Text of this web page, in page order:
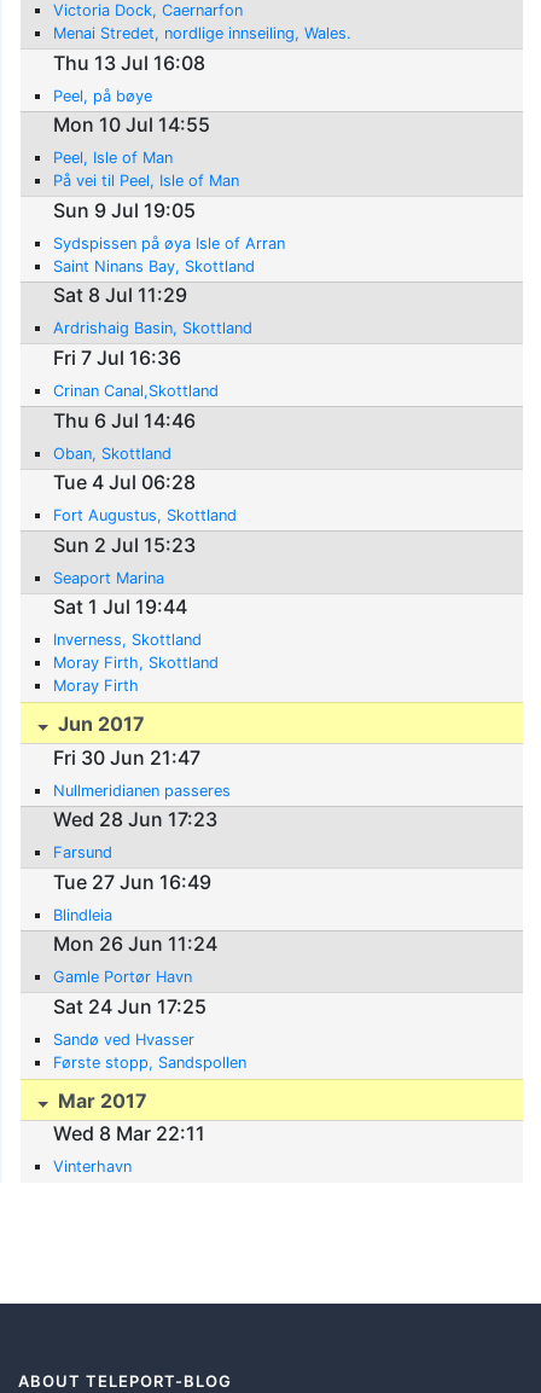
Victoria Dock, Caernarfon
Menai Stredet, nordlige innseiling, Wales.
Thu 13 Jul 16:08
Peel, på bøye
Mon 10 Jul 14:55
Peel, Isle of Man
På vei til Peel, Isle of Man
Sun 9 Jul 19:05
Sydspissen på øya Isle of Arran
Saint Ninans Bay, Skottland
Sat 8 Jul 11:29
Ardrishaig Basin, Skottland
Fri 7 Jul 16:36
Crinan Canal,Skottland
Thu 6 Jul 14:46
Oban, Skottland
Tue 4 Jul 06:28
Fort Augustus, Skottland
Sun 2 Jul 15:23
Seaport Marina
Sat 1 Jul 19:44
Inverness, Skottland
Moray Firth, Skottland
Moray Firth
Jun 2017
Fri 30 Jun 21:47
Nullmeridianen passeres
Wed 28 Jun 17:23
Farsund
Tue 27 Jun 16:49
Blindleia
Mon 26 Jun 11:24
Gamle Portør Havn
Sat 24 Jun 17:25
Sandø ved Hvasser
Første stopp, Sandspollen
Mar 2017
Wed 8 Mar 22:11
Vinterhavn
ABOUT TELEPORT-BLOG